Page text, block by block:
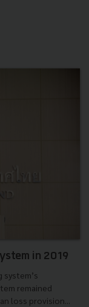
in 2019
system’s
remained
loss provision...